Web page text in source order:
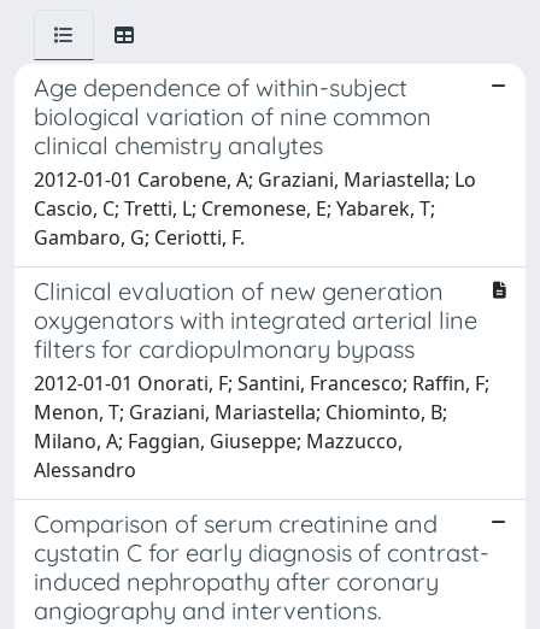
Age dependence of within-subject
biological variation of nine common
clinical chemistry analytes
2012-01-01 Carobene, A; Graziani, Mariastella; Lo
Cascio, C; Tretti, L; Cremonese, E; Yabarek, T;
Gambaro, G; Ceriotti, F.
Clinical evaluation of new generation
oxygenators with integrated arterial line
filters for cardiopulmonary bypass
2012-01-01 Onorati, F; Santini, Francesco; Raffin, F;
Menon, T; Graziani, Mariastella; Chiominto, B;
Milano, A; Faggian, Giuseppe; Mazzucco,
Alessandro
Comparison of serum creatinine and
cystatin C for early diagnosis of contrast-
induced nephropathy after coronary
angiography and interventions.